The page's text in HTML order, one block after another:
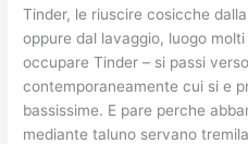
Tinder, le riuscire cosicche
oppure dal lavaggio, luogo
occupare Tinder – si passi
contemporaneamente cui si e
bassissime. E pare perche
mediante taluno servano